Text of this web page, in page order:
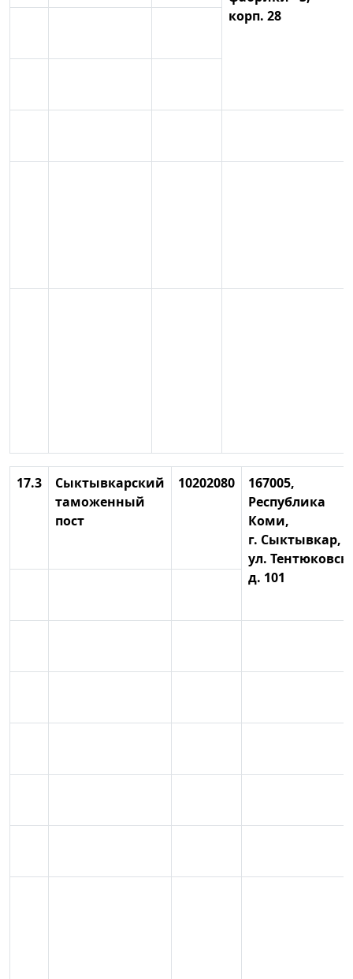
корп. 28
17.3
Сыктывкарский
таможенный
пост
10202080
167005,
Республика
Коми,
г. Сыктывкар,
ул.
д. 101